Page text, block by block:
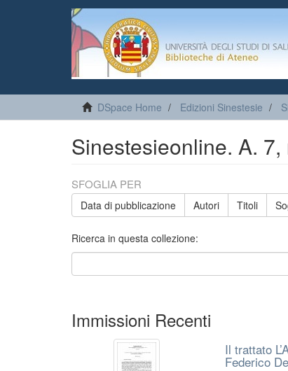
DSpace Home Edizioni Sinestesie
Sinestesieonline. A.
SFOGLIA PER
Data di pubblicazione Autori Titoli
Ricerca in questa collezione:
Immissioni Recenti
Il trattato
Federico